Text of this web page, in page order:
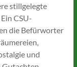
stillgelegte
CSU-
die Befürworter
und